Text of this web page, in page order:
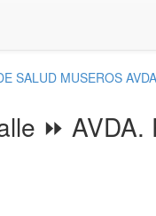
SALUD MUSEROS
⏩